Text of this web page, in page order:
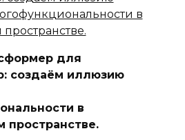
для
создаём иллюзию
в
пространстве.